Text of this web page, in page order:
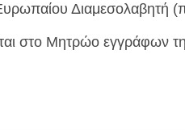
Διαμεσολαβητή
στο Μητρώο εγγράφων